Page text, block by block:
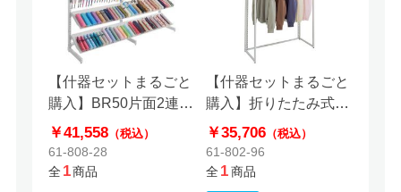
【什器セットまるごと
購入】BR50片面2連結
セット
￥41,558（税込）
61-808-28
全 1商品
【什器セットまるごと
購入】折りたたみ式ス
リット什器セット
￥35,706（税込）
61-802-96
全1商品